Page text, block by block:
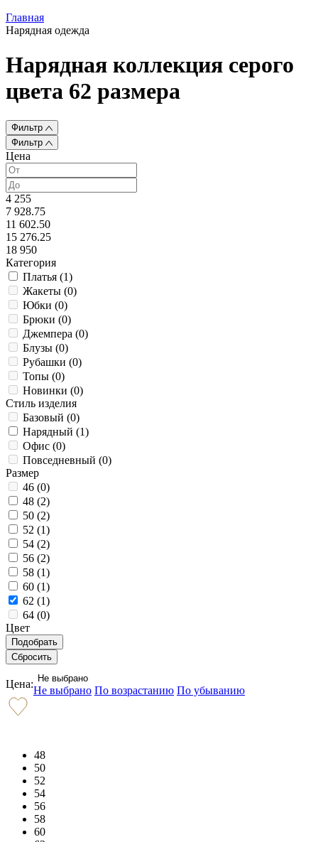
Главная
Нарядная одежда
Нарядная коллекция серого
цвета 62 размера
Фильтр
Фильтр
Цена
4 255
7 928.75
11 602.50
15 276.25
18 950
Категория
Платья (1)
Жакеты (0)
Юбки (0)
Брюки (0)
Джемпера (0)
Блузы (0)
Рубашки (0)
Топы (0)
Новинки (0)
Стиль изделия
Базовый (0)
Нарядный (1)
Офис (0)
Повседневный (0)
Размер
46 (0)
48 (2)
50 (2)
52 (1)
54 (2)
56 (2)
58 (1)
60 (1)
62 (1)
64 (0)
Цвет
Цена: Не выбрано
Не выбрано По возрастанию По убыванию
48
50
52
54
56
58
60